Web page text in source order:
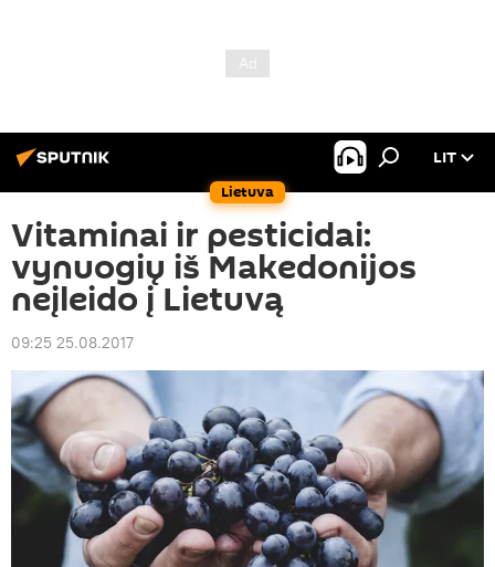
Lietuva
LIT
Vitaminai ir pesticidai:
vynuogių iš Makedonijos
neįleido į Lietuvą
09:25 25.08.2017